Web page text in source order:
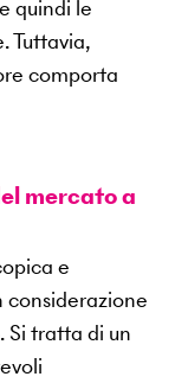
quindi le
Tuttavia,
comporta
mercato a
e
Si tratta di un